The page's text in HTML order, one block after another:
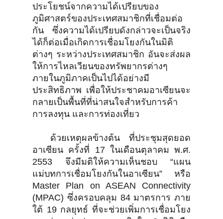
ประโยชน์จากความได้เปรียบของ
ภูมิศาสตร์ของประเทศสมาชิกที่เชื่อมต่อ
กัน ซึ่งความได้เปรียบดังกล่าวจะเป็นจริง
ได้ก็ต่อเมื่อเกิดการเชื่อมโยงกันในมิติ
ต่างๆ ระหว่างประเทศสมาชิก อันจะส่งผล
ให้การไหลเวียนของทรัพยากรต่างๆ
ภายในภูมิภาคเป็นไปได้อย่างมี
ประสิทธิภาพ เพื่อให้ประชาคมอาเซียนจะ
กลายเป็นพื้นที่ที่น่าสนใจสำหรับการค้า
การลงทุน และการท่องเที่ยว
ด้วยเหตุผลข้างต้น ที่ประชุมสุดยอด
อาเซียน ครั้งที่ 17 ในเดือนตุลาคม พ.ศ.
2553 จึงมีมติให้ความเห็นชอบ “แผน
แม่บทการเชื่อมโยงกันในอาเซียน” หรือ
Master Plan on ASEAN Connectivity
(MPAC) ซึ่งครอบคลุม 84 มาตรการ ภาย
ใต้ 19 กลยุทธ์ ที่จะช่วยเพิ่มการเชื่อมโยง